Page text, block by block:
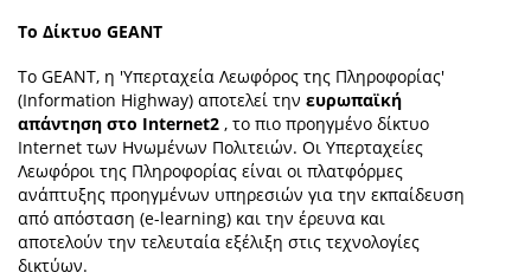
To Δίκτυο GEANT
Το GEANT, η 'Υπερταχεία Λεωφόρος της Πληροφορίας'
(Information Highway) αποτελεί την ευρωπαϊκή
απάντηση στο Internet2 , το πιο προηγμένο δίκτυο
Internet των Ηνωμένων Πολιτειών. Οι Υπερταχείες
Λεωφόροι της Πληροφορίας είναι οι πλατφόρμες
ανάπτυξης προηγμένων υπηρεσιών για την εκπαίδευση
από απόσταση (e-learning) και την έρευνα και
αποτελούν την τελευταία εξέλιξη στις τεχνολογίες
δικτύων.